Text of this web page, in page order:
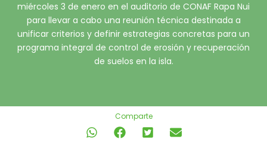
miércoles 3 de enero en el auditorio de CONAF Rapa Nui
para llevar a cabo una reunión técnica destinada a
unificar criterios y definir estrategias concretas para un
programa integral de control de erosión y recuperación
de suelos en la isla.
Comparte